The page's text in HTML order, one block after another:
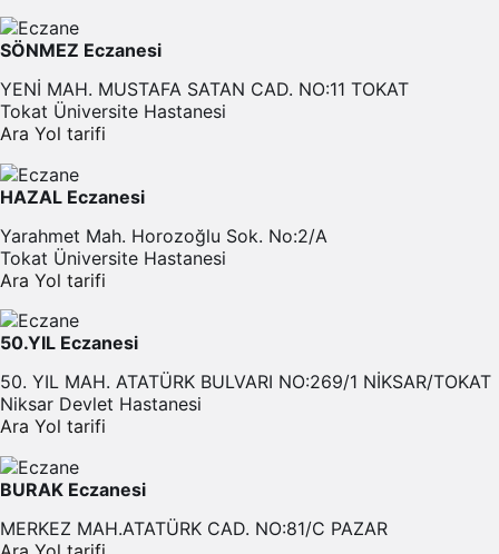
SÖNMEZ Eczanesi
YENİ MAH. MUSTAFA SATAN CAD. NO:11 TOKAT
Tokat Üniversite Hastanesi
Ara Yol tarifi
HAZAL Eczanesi
Yarahmet Mah. Horozoğlu Sok. No:2/A
Tokat Üniversite Hastanesi
Ara Yol tarifi
50.YIL Eczanesi
50. YIL MAH. ATATÜRK BULVARI NO:269/1 NİKSAR/TOKAT
Niksar Devlet Hastanesi
Ara Yol tarifi
BURAK Eczanesi
MERKEZ MAH.ATATÜRK CAD. NO:81/C PAZAR